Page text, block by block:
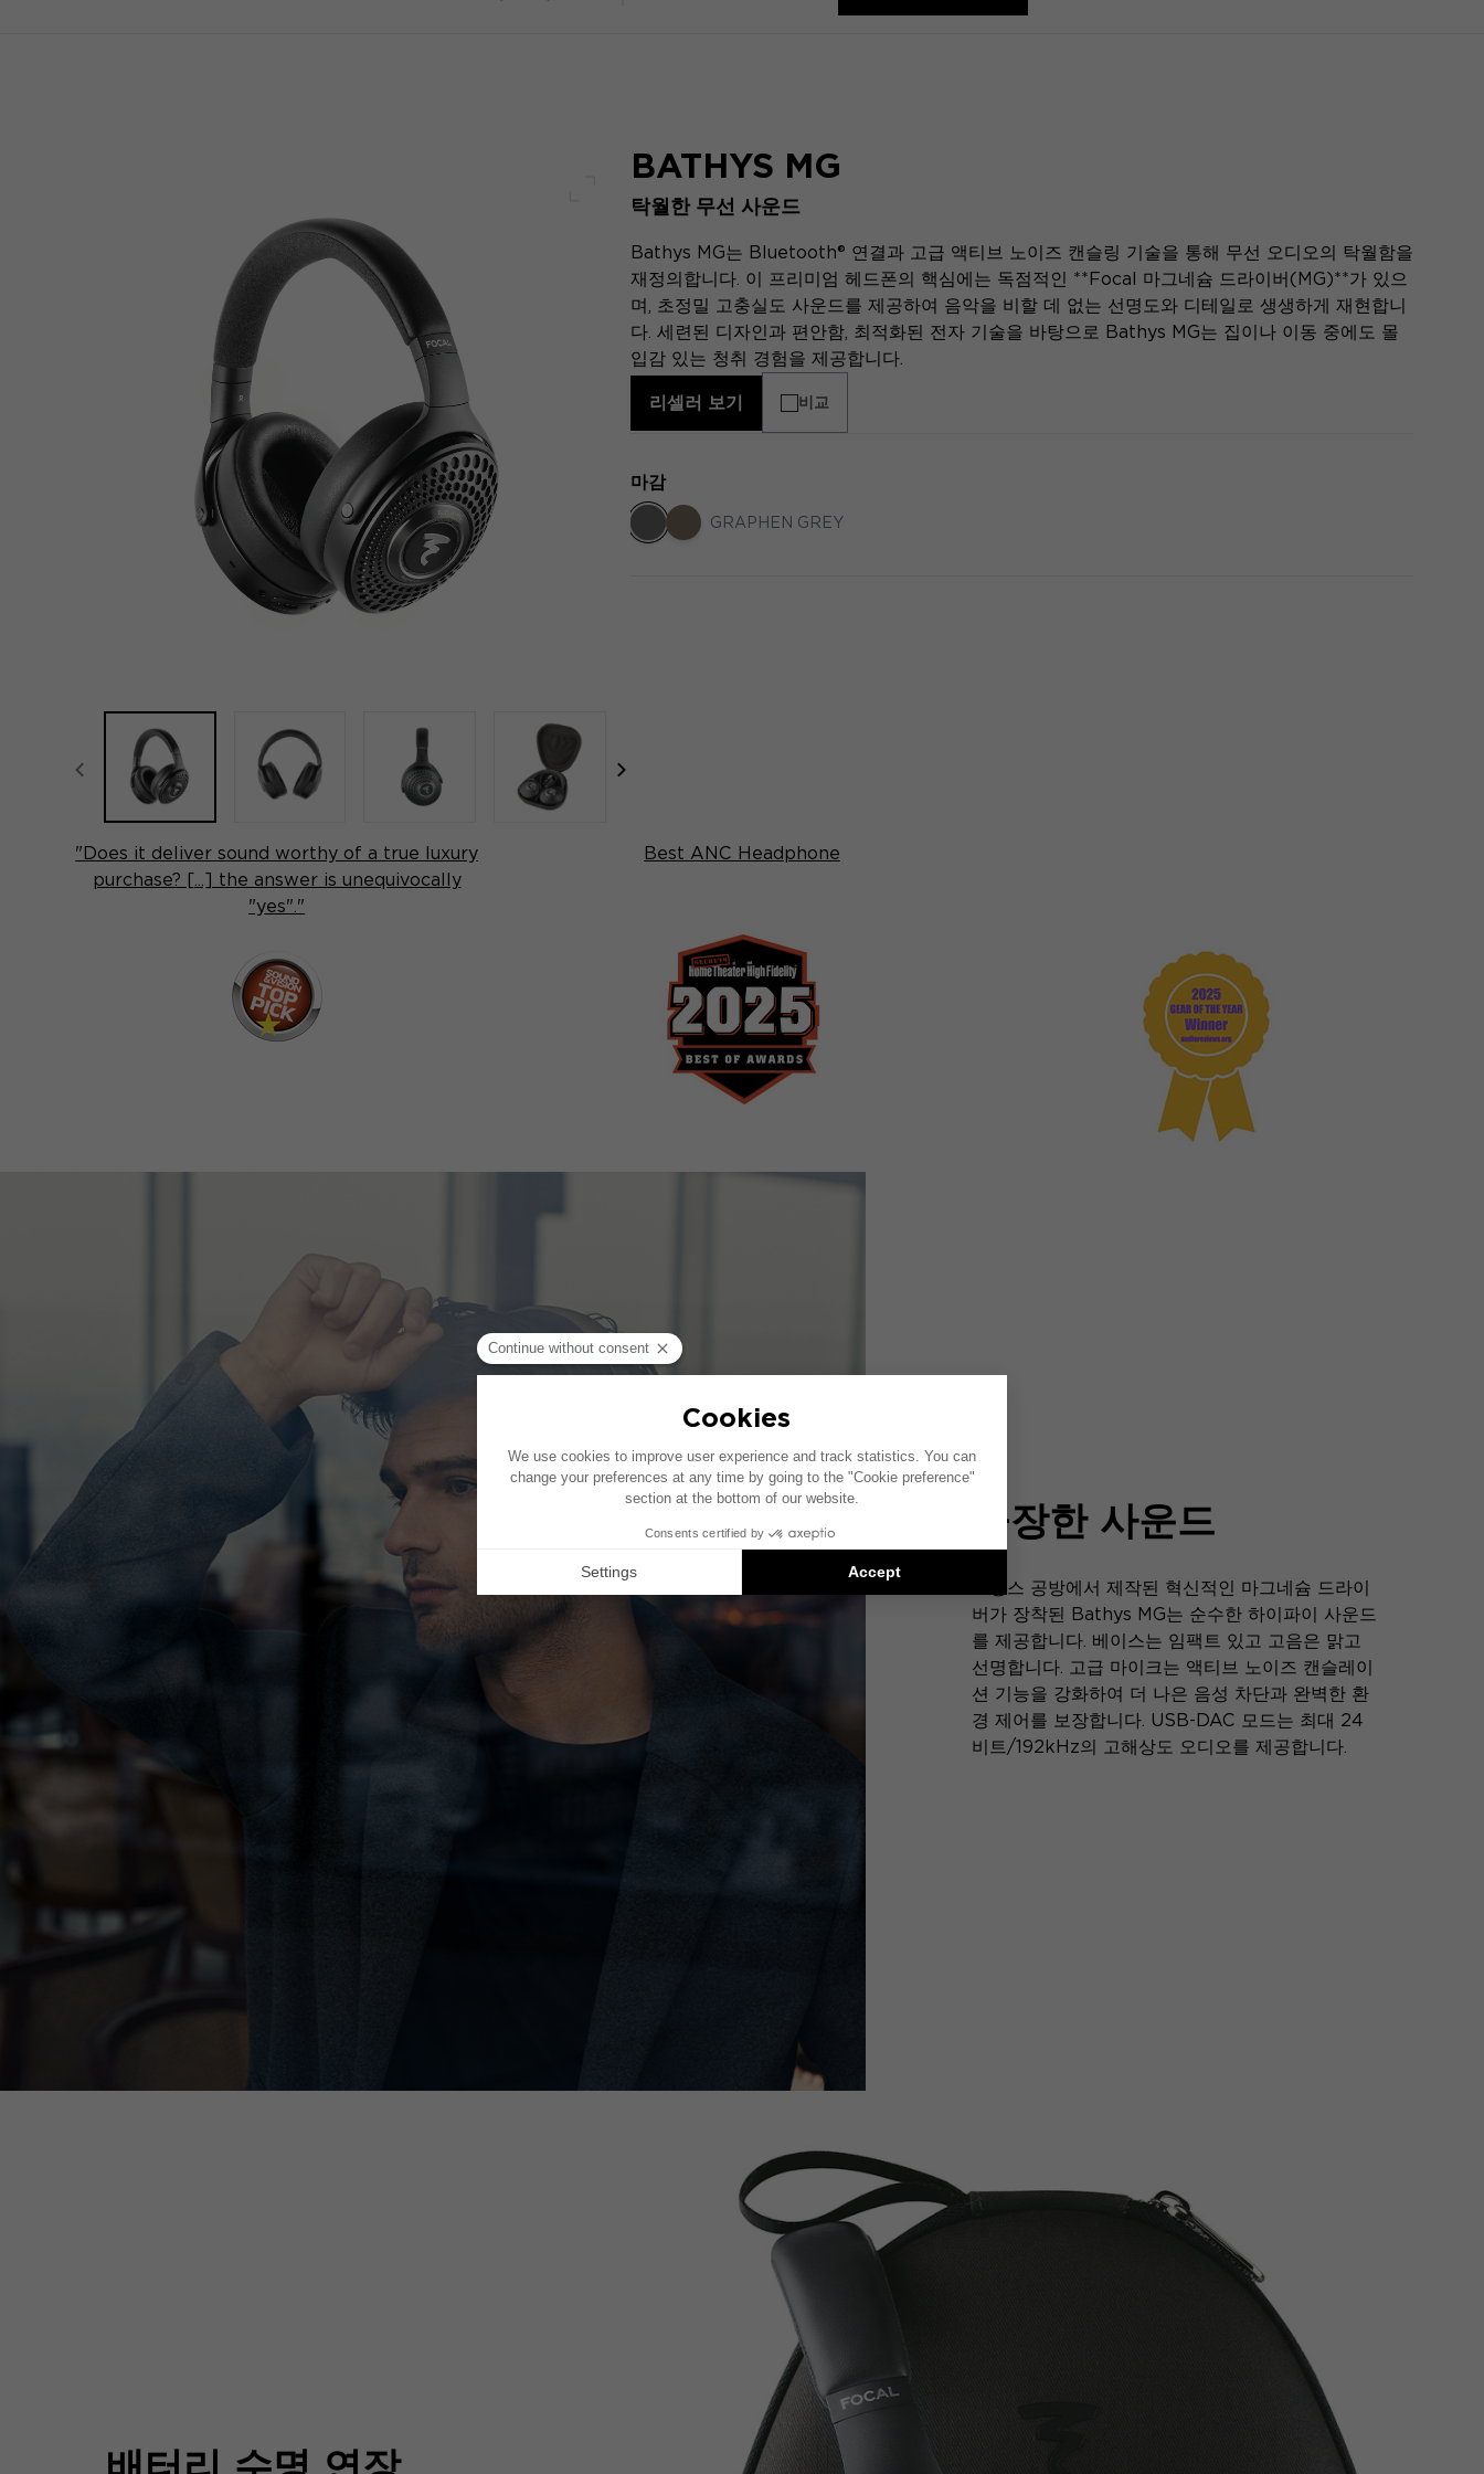
focal-naim-frontent::misc.prev_label focal-naim-frontent::misc.next_label
전체 화면
BATHYS MG
탁월한 무선 사운드
Bathys MG는 Bluetooth® 연결과 고급 액티브 노이즈 캔슬링 기술을 통해 무선 오디오의 탁월함을
재정의합니다. 이 프리미엄 헤드폰의 핵심에는 독점적인 **Focal 마그네슘 드라이버(MG)**가 있으
며, 초정밀 고충실도 사운드를 제공하여 음악을 비할 데 없는 선명도와 디테일로 생생하게 재현합니
다. 세련된 디자인과 편안함, 최적화된 전자 기술을 바탕으로 Bathys MG는 집이나 이동 중에도 몰
입감 있는 청취 경험을 제공합니다.
마감
GRAPHEN GREY
리셀러 보기 비교
"Does it deliver sound worthy of a true luxury
purchase? [...] the answer is unequivocally
"yes"."
Best ANC Headphone
웅장한 사운드
프랑스 공방에서 제작된 혁신적인 마그네슘 드라이
버가 장착된 Bathys MG는 순수한 하이파이 사운드
를 제공합니다. 베이스는 임팩트 있고 고음은 맑고
선명합니다. 고급 마이크는 액티브 노이즈 캔슬레이
션 기능을 강화하여 더 나은 음성 차단과 완벽한 환
경 제어를 보장합니다. USB-DAC 모드는 최대 24
비트/192kHz의 고해상도 오디오를 제공합니다.